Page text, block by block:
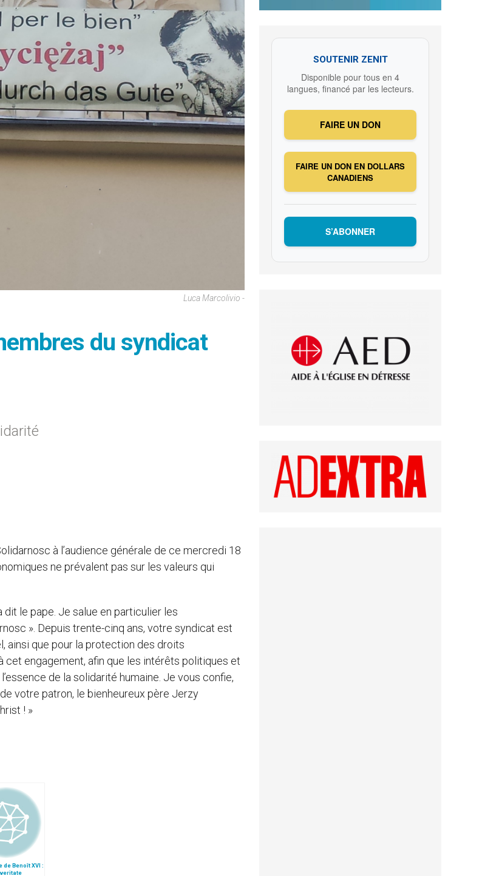
Luca Marcolivio -
du syndicat
à l’audience générale de ce mercredi 18
ne prévalent pas sur les valeurs qui
dit le pape. Je salue en particulier les
». Depuis trente-cinq ans, votre syndicat est
ainsi que pour la protection des droits
engagement, afin que les intérêts politiques et
de la solidarité humaine. Je vous confie,
votre patron, le bienheureux père Jerzy
! »
de Benoît XVI :
SOUTENIR ZENIT
Disponible pour tous en 4
langues, financé par les lecteurs.
FAIRE UN DON
FAIRE UN DON EN DOLLARS
CANADIENS
S’ABONNER